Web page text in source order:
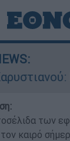
των
καιρό